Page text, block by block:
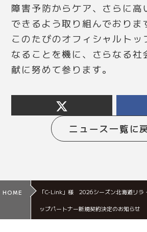
障害予防からケア、さらに高
できるよう取り組んでおりま
このたびのオフィシャルトッ
なることを機に、さらなる社
献に努めて参ります。
ニュース一覧に
HOME 「C-Link」様 2026シーズン北海道リラ
ップパートナー新規契約決定のお知らせ